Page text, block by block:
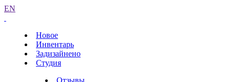
EN
Новое
Инвентарь
Задизайнено
Студия
Отзывы